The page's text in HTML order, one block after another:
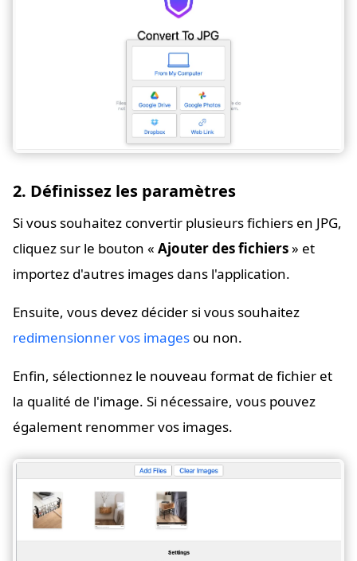
2. Définissez les paramètres
Si vous souhaitez convertir plusieurs fichiers en JPG,
cliquez sur le bouton « Ajouter des fichiers» et
importez d'autres images dans l'application.
Ensuite, vous devez décider si vous souhaitez
redimensionner vos images ou non.
Enfin, sélectionnez le nouveau format de fichier et
la qualité de l'image. Si nécessaire, vous pouvez
également renommer vos images.